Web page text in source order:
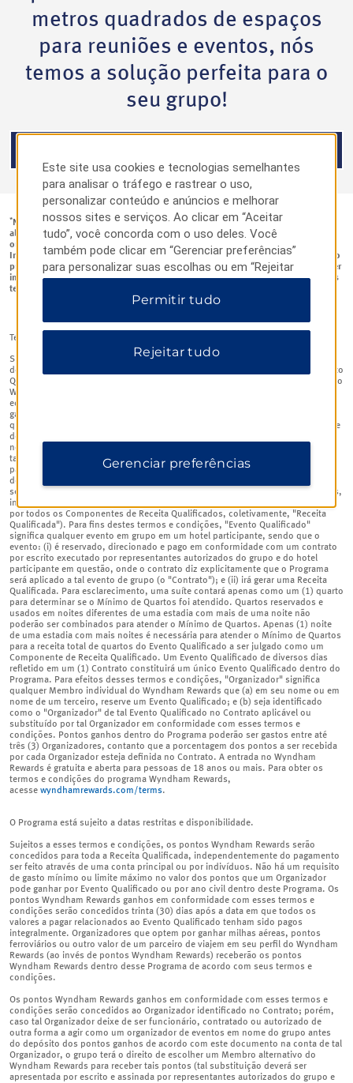
metros quadrados de espaços
para reuniões e eventos, nós
temos a solução perfeita para o
seu grupo!
* Nem todos os hotéis Wyndham Rewards participam do programa
alguns hotéis Wyndham Rewards podem oferecer um bônus de pontos para
organizadores de eventos sob os termos que diferem do programa
go meet
Informe-se na propriedade para ver se ela oferece o programa go meet
ou outro
programa de bônus de pontos do organizador de eventos. No caso de qualquer
inconsistência entre o programa descrito aqui e seu contrato com um hotel, os
termos do seu contrato com o hotel prevalecerão.
Termos e Condições -
Sujeito a todos os termos e condições aqui definidos, cada hotel participante
do programa go meet (o "Programa") premiará o Organizador de qualquer Evento
Qualificado realizado em tal hotel (cada um como definido abaixo) um (1) ponto
Wyndham Rewards para cada US$ 1 dólar americano (ou conversão de moeda
equivalente, conforme determinado no momento da premiação dos pontos)
gasto nos seguintes componentes de tal Evento Qualificado (em cada caso, o
que for reservado, usado e pago em conformidade com um Contrato (conforme
definido abaixo)): tarifas de quartos (somente se o Evento Qualificado incluir,
no mínimo, dez (10) quartos em uma única noite (o "Mínimo de Quartos"));
taxas para a locação de sala de reunião; e cobranças de alimentos e bebidas
para refeições oferecidas como parte do Evento Qualificado; em cada caso,
deixando de fora impostos, taxas do resort, taxas da instalação, despesas
secundárias, gorjetas e cobranças relacionadas (cada um desses componentes,
individualmente, um "Componente de Receita Qualificado", e a receita gerada
por todos os Componentes de Receita Qualificados, coletivamente, "Receita
Qualificada"). Para fins destes termos e condições, "Evento Qualificado"
significa qualquer evento em grupo em um hotel participante, sendo que o
evento: (i) é reservado, direcionado e pago em conformidade com um contrato
por escrito executado por representantes autorizados do grupo e do hotel
participante em questão, onde o contrato diz explicitamente que o Programa
será aplicado a tal evento de grupo (o "Contrato"); e (ii) irá gerar uma Receita
Qualificada. Para esclarecimento, uma suíte contará apenas como um (1) quarto
para determinar se o Mínimo de Quartos foi atendido. Quartos reservados e
usados em noites diferentes de uma estadia com mais de uma noite não
poderão ser combinados para atender o Mínimo de Quartos. Apenas (1) noite
de uma estadia com mais noites é necessária para atender o Mínimo de Quartos
para a receita total de quartos do Evento Qualificado a ser julgado como um
Componente de Receita Qualificado. Um Evento Qualificado de diversos dias
refletido em um (1) Contrato constituirá um único Evento Qualificado dentro do
Programa. Para efeitos desses termos e condições, "Organizador" significa
qualquer Membro individual do Wyndham Rewards que (a) em seu nome ou em
nome de um terceiro, reserve um Evento Qualificado; e (b) seja identificado
como o "Organizador" de tal Evento Qualificado no Contrato aplicável ou
substituído por tal Organizador em conformidade com esses termos e
condições. Pontos ganhos dentro do Programa poderão ser gastos entre até
três (3) Organizadores, contanto que a porcentagem dos pontos a ser recebida
por cada Organizador esteja definida no Contrato. A entrada no Wyndham
Rewards é gratuita e aberta para pessoas de 18 anos ou mais. Para obter os
termos e condições do programa Wyndham Rewards,
acesse wyndhamrewards.com/terms.
O Programa está sujeito a datas restritas e disponibilidade.
Sujeitos a esses termos e condições, os pontos Wyndham Rewards serão
concedidos para toda a Receita Qualificada, independentemente do pagamento
ser feito através de uma conta principal ou por indivíduos. Não há um requisito
de gasto mínimo ou limite máximo no valor dos pontos que um Organizador
pode ganhar por Evento Qualificado ou por ano civil dentro deste Programa. Os
pontos Wyndham Rewards ganhos em conformidade com esses termos e
condições serão concedidos trinta (30) dias após a data em que todos os
valores a pagar relacionados ao Evento Qualificado tenham sido pagos
integralmente. Organizadores que optem por ganhar milhas aéreas, pontos
ferroviários ou outro valor de um parceiro de viajem em seu perfil do Wyndham
Rewards (ao invés de pontos Wyndham Rewards) receberão os pontos
Wyndham Rewards dentro desse Programa de acordo com seus termos e
condições.
Os pontos Wyndham Rewards ganhos em conformidade com esses termos e
condições serão concedidos ao Organizador identificado no Contrato; porém,
caso tal Organizador deixe de ser funcionário, contratado ou autorizado de
outra forma a agir como um organizador de eventos em nome do grupo antes
do depósito dos pontos ganhos de acordo com este documento na conta de tal
Organizador, o grupo terá o direito de escolher um Membro alternativo do
Wyndham Rewards para receber tais pontos (tal substituição deverá ser
apresentada por escrito e assinada por representantes autorizados do grupo e
Este site usa cookies e tecnologias semelhantes
para analisar o tráfego e rastrear o uso,
personalizar conteúdo e anúncios e melhorar
nossos sites e serviços. Ao clicar em “Aceitar
tudo”, você concorda com o uso deles. Você
também pode clicar em “Gerenciar preferências”
para personalizar suas escolhas ou em “Rejeitar
tudo” para permitir apenas cookies essenciais.
Para obter informações adicionais, visite nosso
Permitir tudo
Rejeitar tudo
Gerenciar preferências